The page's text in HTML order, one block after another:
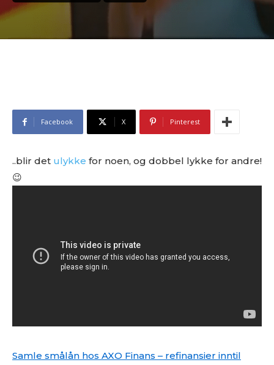
Facebook X Pinterest
..blir det ulykke for noen, og dobbel lykke for andre!
😉
Samle smålån hos AXO Finans – refinansier inntil